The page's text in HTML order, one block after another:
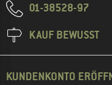
01-38528-97
KAUF BEWUSST
KUNDENKONTO